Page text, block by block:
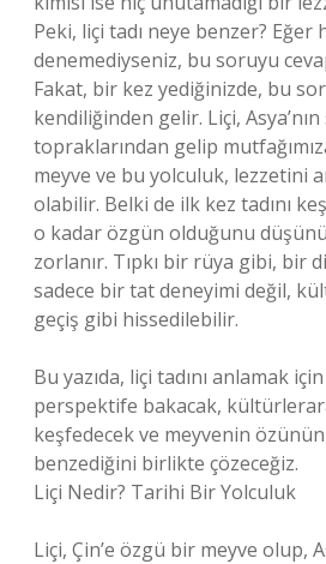
Peki, liçi tadı neye benzer? Eğer
denemediyseniz, bu soruyu
Fakat, bir kez yediğinizde, bu
kendiliğinden gelir. Liçi, Asya’nın
topraklarından gelip
meyve ve bu yolculuk, lezzetini
olabilir. Belki de ilk kez tadını
o kadar özgün olduğunu
zorlanır. Tıpkı bir rüya gibi, bir
sadece bir tat deneyimi değil,
geçiş gibi hissedilebilir.
Bu yazıda, liçi tadını anlamak
perspektife bakacak,
keşfedecek ve meyvenin özünün
benzediğini birlikte çözeceğiz.
Liçi Nedir? Tarihi Bir Yolculuk
Liçi, Çin’e özgü bir meyve olup,